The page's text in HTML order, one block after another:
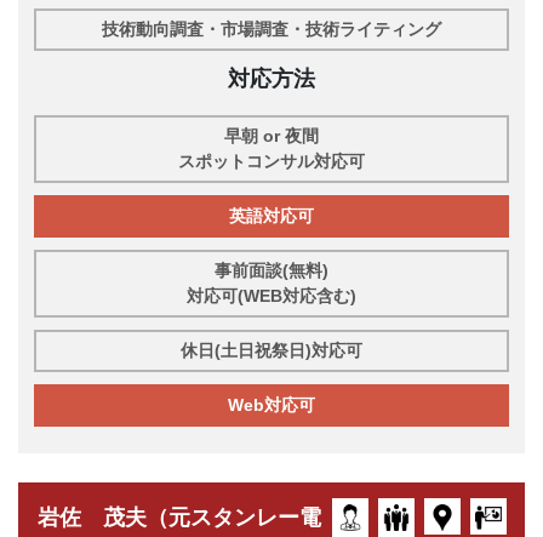
技術動向調査・市場調査・技術ライティング
対応方法
早朝 or 夜間
スポットコンサル対応可
英語対応可
事前面談(無料)
対応可(WEB対応含む)
休日(土日祝祭日)対応可
Web対応可
岩佐 茂夫（元スタンレー電